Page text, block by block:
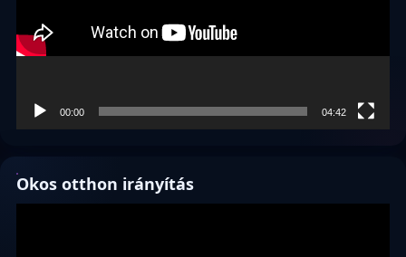
00:00 04:42
Okos otthon irányítás